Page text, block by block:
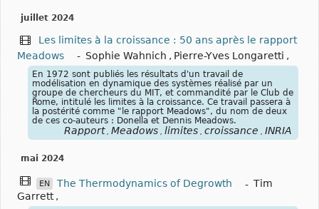
juillet 2024
Les limites à la croissance : 50 ans après le rapport
Meadows
- Sophie Wahnich , Pierre-Yves Longaretti ,
En 1972 sont publiés les résultats d'un travail de
modélisation en dynamique des systèmes réalisé par un
groupe de chercheurs du MIT, et commandité par le Club de
Rome, intitulé les limites à la croissance. Ce travail passera à
la postérité comme "le rapport Meadows", du nom de deux
de ces co-auteurs : Donella et Dennis Meadows.
Rapport Meadows limites croissance INRIA
mai 2024
EN The Thermodynamics of Degrowth - Tim
Garrett ,